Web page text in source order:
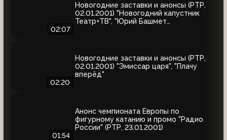
02:07
Новогодние заставки и анонсы (РТР,
02.01.2001) "Новогодний капустник
Театр+ТВ", "Юрий Башмет
02:20
Новогодние заставки и анонсы (РТР,
02.01.2001) "Эмиссар царя", "Плачу
вперёд"
01:54
Анонс чемпионата Европы по
фигурному катанию и промо "Радио
России" (РТР, 23.01.2001)